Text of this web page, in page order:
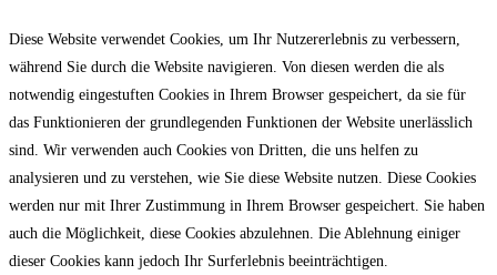
Diese Website verwendet Cookies, um Ihr Nutzererlebnis zu verbessern,
während Sie durch die Website navigieren. Von diesen werden die als
notwendig eingestuften Cookies in Ihrem Browser gespeichert, da sie für
das Funktionieren der grundlegenden Funktionen der Website unerlässlich
sind. Wir verwenden auch Cookies von Dritten, die uns helfen zu
analysieren und zu verstehen, wie Sie diese Website nutzen. Diese Cookies
werden nur mit Ihrer Zustimmung in Ihrem Browser gespeichert. Sie haben
auch die Möglichkeit, diese Cookies abzulehnen. Die Ablehnung einiger
dieser Cookies kann jedoch Ihr Surferlebnis beeinträchtigen.